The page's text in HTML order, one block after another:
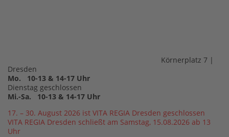
Körnerplatz 7 |
Dresden
Mo. 10-13 & 14-17 Uhr
Dienstag geschlossen
Mi.-Sa. 10-13 & 14-17 Uhr
17. – 30. August 2026 ist VITA REGIA Dresden geschlossen
VITA REGIA Dresden schließt am Samstag, 15.08.2026 ab 13
Uhr